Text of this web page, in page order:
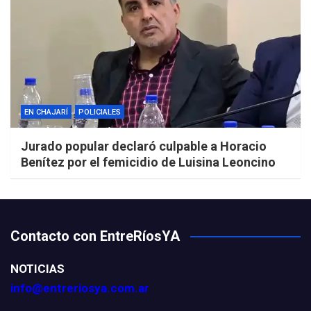
EN CHAJARÍ POLICIALES
Jurado popular declaró culpable a Horacio
Benítez por el femicidio de Luisina Leoncino
Contacto con EntreRíosYA
NOTICIAS
info@entreriosya.com.ar